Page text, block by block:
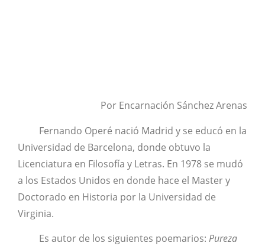
Por Encarnación Sánchez Arenas
Fernando Operé nació Madrid y se educó en la
Universidad de Barcelona, donde obtuvo la
Licenciatura en Filosofía y Letras. En 1978 se mudó
a los Estados Unidos en donde hace el Master y
Doctorado en Historia por la Universidad de
Virginia.
Es autor de los siguientes poemarios: Pureza